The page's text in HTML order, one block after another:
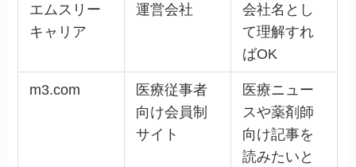
エムスリー
キャリア
運営会社
会社名とし
て理解すれ
ばOK
m3.com
医療従事者
向け会員制
サイト
医療ニュー
スや薬剤師
向け記事を
読みたいと